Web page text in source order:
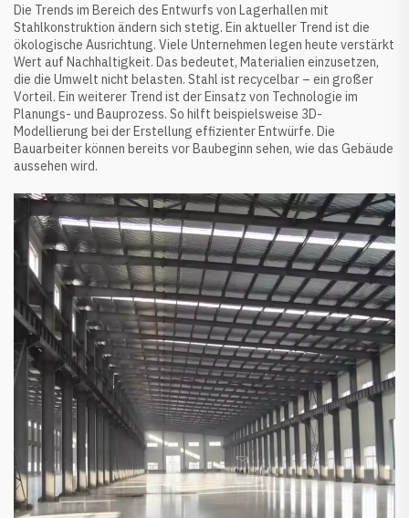
Die Trends im Bereich des Entwurfs von Lagerhallen mit
Stahlkonstruktion ändern sich stetig. Ein aktueller Trend ist die
ökologische Ausrichtung. Viele Unternehmen legen heute verstärkt
Wert auf Nachhaltigkeit. Das bedeutet, Materialien einzusetzen,
die die Umwelt nicht belasten. Stahl ist recycelbar – ein großer
Vorteil. Ein weiterer Trend ist der Einsatz von Technologie im
Planungs- und Bauprozess. So hilft beispielsweise 3D-
Modellierung bei der Erstellung effizienter Entwürfe. Die
Bauarbeiter können bereits vor Baubeginn sehen, wie das Gebäude
aussehen wird.